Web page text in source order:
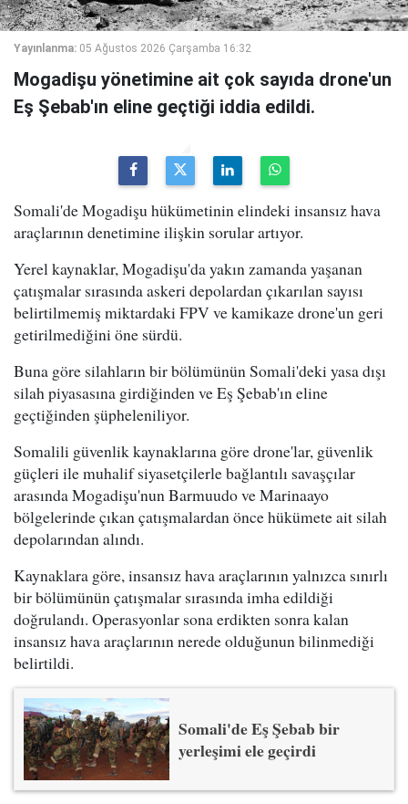
Yayınlanma: 05 Ağustos 2026 Çarşamba 16:32
Mogadişu yönetimine ait çok sayıda drone'un
Eş Şebab'ın eline geçtiği iddia edildi.
Somali'de Mogadişu hükümetinin elindeki insansız hava
araçlarının denetimine ilişkin sorular artıyor.
Yerel kaynaklar, Mogadişu'da yakın zamanda yaşanan
çatışmalar sırasında askeri depolardan çıkarılan sayısı
belirtilmemiş miktardaki FPV ve kamikaze drone'un geri
getirilmediğini öne sürdü.
Buna göre silahların bir bölümünün Somali'deki yasa dışı
silah piyasasına girdiğinden ve Eş Şebab'ın eline
geçtiğinden şüpheleniliyor.
Somalili güvenlik kaynaklarına göre drone'lar, güvenlik
güçleri ile muhalif siyasetçilerle bağlantılı savaşçılar
arasında Mogadişu'nun Barmuudo ve Marinaayo
bölgelerinde çıkan çatışmalardan önce hükümete ait silah
depolarından alındı.
Kaynaklara göre, insansız hava araçlarının yalnızca sınırlı
bir bölümünün çatışmalar sırasında imha edildiği
doğrulandı. Operasyonlar sona erdikten sonra kalan
insansız hava araçlarının nerede olduğunun bilinmediği
belirtildi.
Somali'de Eş Şebab bir
yerleşimi ele geçirdi